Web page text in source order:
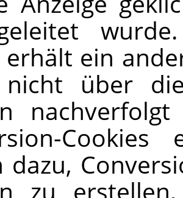
erhält ein
über
Cookies
dazu,
zu